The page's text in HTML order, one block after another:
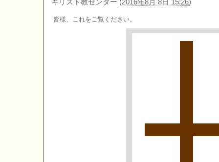
キリスト教センター (2016年8月 8日 15:26)
皆様、これをご覧ください。